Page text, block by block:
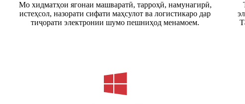
Мо хидматҳои ягонаи машваратӣ, тарроҳӣ, намунагирӣ,
истеҳсол, назорати сифати маҳсулот ва логистикаро дар
тиҷорати электронии шумо пешниҳод менамоем.